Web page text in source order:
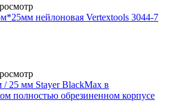
нейлоновая Vertextools 3044-7
/ 25 мм Stayer BlackMax в
полностью обрезиненном корпусе